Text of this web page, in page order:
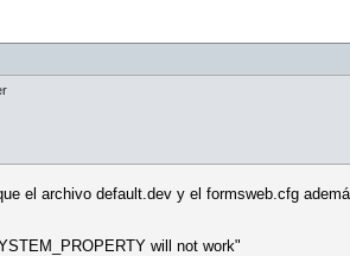
el archivo default.dev y el formsweb.cfg
will not work"